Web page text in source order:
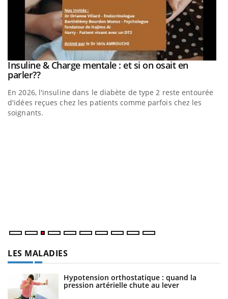
Youtube
Insuline & Charge mentale : et si on osait en
parler??Youtube
En 2026, l'insuline dans le diabète de type 2 reste entourée
d'idées reçues chez les patients comme parfois chez les
soignants.
LES MALADIES
Hypotension orthostatique : quand la
pression artérielle chute au lever